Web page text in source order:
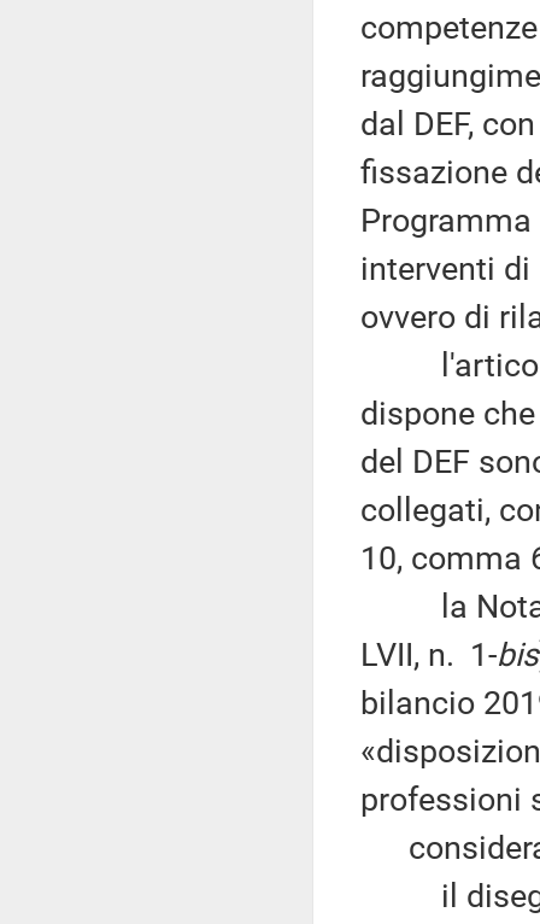
dal DEF,
fissazione
interventi
ovvero di
dispone
del DEF
collegati,
10, comma
la Nota di
LVII, n. 1-bis
bilancio
professioni
il